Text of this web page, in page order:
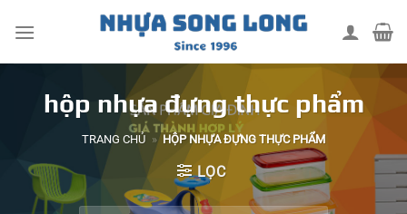
hộp nhựa đựng thực phẩm
TRANG CHỦ » HỘP NHỰA ĐỰNG THỰC PHẨM
LỌC